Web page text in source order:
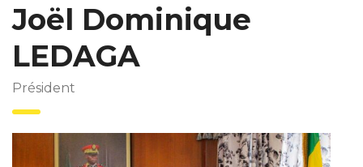
Joël Dominique
LEDAGA
Président